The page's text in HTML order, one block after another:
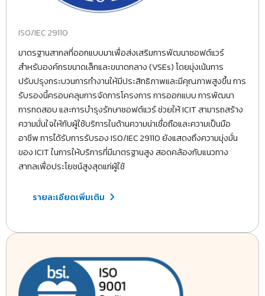
ISO/IEC 29110
มาตรฐานสากลที่ออกแบบมาเพื่อส่งเสริมการพัฒนาซอฟต์แวร์
สำหรับองค์กรขนาดเล็กและขนาดกลาง (VSEs) โดยมุ่งเน้นการ
ปรับปรุงกระบวนการทำงานให้มีประสิทธิภาพและมีคุณภาพสูงขึ้น การ
รับรองนี้ครอบคลุมการจัดการโครงการ การออกแบบ การพัฒนา
การทดสอบ และการบำรุงรักษาซอฟต์แวร์ ช่วยให้ ICIT สามารถสร้าง
ความมั่นใจให้กับผู้ใช้บริการในด้านความน่าเชื่อถือและความเป็นมือ
อาชีพ การได้รับการรับรอง ISO/IEC 29110 ยังแสดงถึงความมุ่งมั่น
ของ ICIT ในการให้บริการที่มีมาตรฐานสูง สอดคล้องกับแนวทาง
สากลเพื่อประโยชน์สูงสุดแก่ผู้ใช้
รายละเอียดเพิ่มเติม